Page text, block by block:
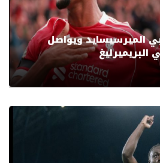
الميرسيسايد ويواصل
البريميرليغ